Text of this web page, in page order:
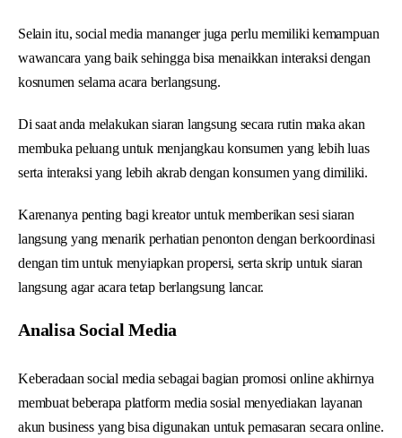
Selain itu, social media mananger juga perlu memiliki kemampuan
wawancara yang baik sehingga bisa menaikkan interaksi dengan
kosnumen selama acara berlangsung.
Di saat anda melakukan siaran langsung secara rutin maka akan
membuka peluang untuk menjangkau konsumen yang lebih luas
serta interaksi yang lebih akrab dengan konsumen yang dimiliki.
Karenanya penting bagi kreator untuk memberikan sesi siaran
langsung yang menarik perhatian penonton dengan berkoordinasi
dengan tim untuk menyiapkan propersi, serta skrip untuk siaran
langsung agar acara tetap berlangsung lancar.
Analisa Social Media
Keberadaan social media sebagai bagian promosi online akhirnya
membuat beberapa platform media sosial menyediakan layanan
akun business yang bisa digunakan untuk pemasaran secara online.